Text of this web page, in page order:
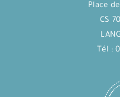
Place
CS
Tél :